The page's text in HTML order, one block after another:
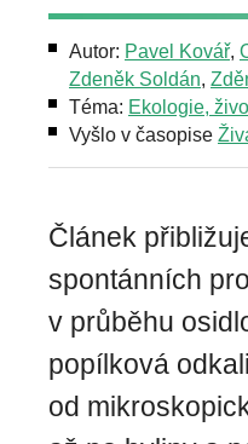
Autor: Pavel Kovář,
Zdeněk Soldán,
Téma: Ekologie,
Vyšlo v časopise
Článek
spontánních
v průběhu
popílková
od